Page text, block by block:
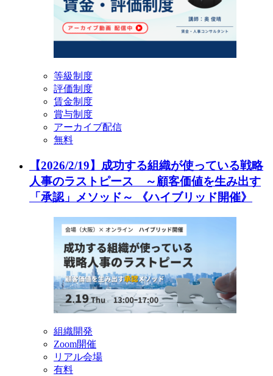
等級制度
評価制度
賃金制度
賞与制度
アーカイブ配信
無料
【2026/2/19】成功する組織が使っている戦略
人事のラストピース ～顧客価値を生み出す
「承認」メソッド～ 《ハイブリッド開催》
組織開発
Zoom開催
リアル会場
有料